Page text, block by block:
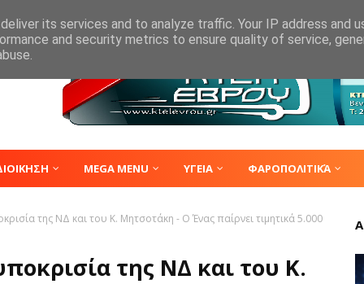
MEGA MENU ΥΓΕΙΑ ΦΑΡΟΠΟΛΙΤΙΚΆ
της ΝΔ και του Κ. Μητσοτάκη - Ο Ένας παίρνει τιμητικά 5.000
της ΝΔ και του Κ.
its services and to analyze traffic. Your IP address and
and security metrics to ensure quality of service,